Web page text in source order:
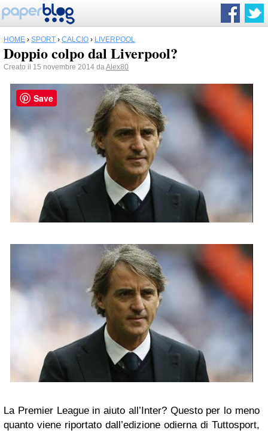
HOME › SPORT › CALCIO › LIVERPOOL
Doppio colpo dal Liverpool?
Creato il 15 novembre 2014 daAlex80
La Premier League in aiuto all’Inter? Questo per lo meno
quanto viene riportato dall’edizione odierna di Tuttosport,
Save